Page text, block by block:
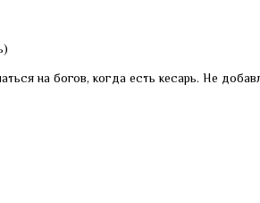
на богов, когда есть кесарь. Не